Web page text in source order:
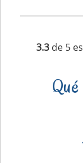
3.3 de 5